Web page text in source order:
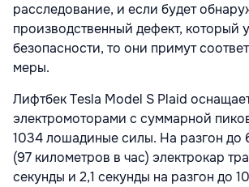
расследование, и если будет
производственный дефект, который
безопасности, то они примут
меры.
Лифтбек Tesla Model S Plaid
электромоторами с суммарной
1034 лошадиные силы. На разгон до
(97 километров в час) электрокар
секунды и 2,1 секунды на разгон до